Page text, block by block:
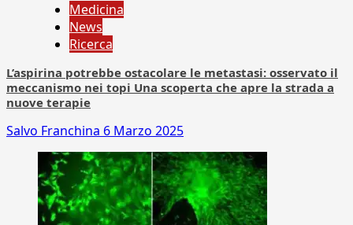
Medicina
News
Ricerca
L’aspirina potrebbe ostacolare le metastasi: osservato il
meccanismo nei topi Una scoperta che apre la strada a
nuove terapie
Salvo Franchina 6 Marzo 2025